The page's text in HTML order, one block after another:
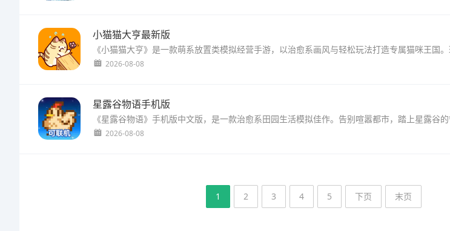
小猫猫大亨最新版
2026-08-08
星露谷物语手机版
2026-08-08
1 2 3 4 5 下页 末页